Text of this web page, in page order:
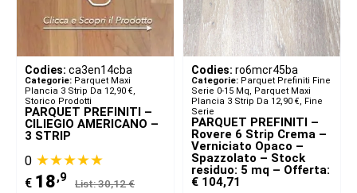
Codies: ca3en14cba
Categorie: Parquet Maxi
Plancia 3 Strip Da 12,90 €,
Storico Prodotti
PARQUET PREFINITI –
CILIEGIO AMERICANO –
3 STRIP
0 ★★★★★
€ 18,9 List: 30,12 €
Codies: ro6mcr45ba
Categorie: Parquet Prefiniti Fine
Serie 0-15 Mq, Parquet Maxi
Plancia 3 Strip Da 12,90 €, Fine
Serie
PARQUET PREFINITI –
Rovere 6 Strip Crema –
Verniciato Opaco –
Spazzolato – Stock
residuo: 5 mq – Offerta:
€ 104,71